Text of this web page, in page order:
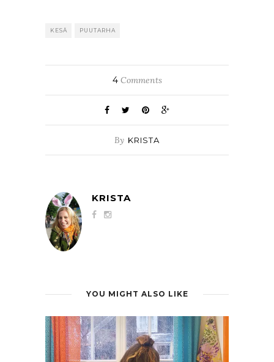
KESÄ PUUTARHA
4Comments
By KRISTA
KRISTA
YOU MIGHT ALSO LIKE